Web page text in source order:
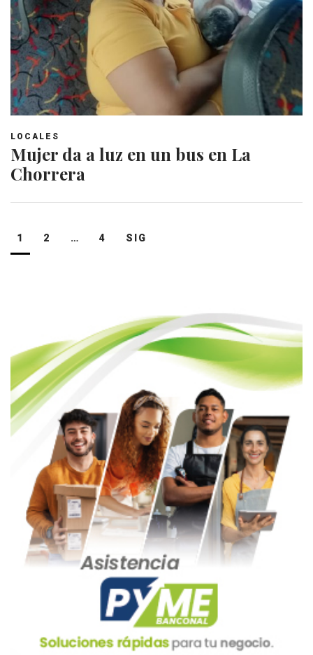
LOCALES
Mujer da a luz en un bus en La
Chorrera
Navegación
de
1 2 … 4 SIG